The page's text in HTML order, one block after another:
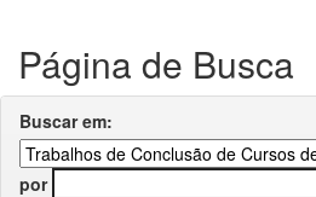
Página de Busca
Buscar em:
por